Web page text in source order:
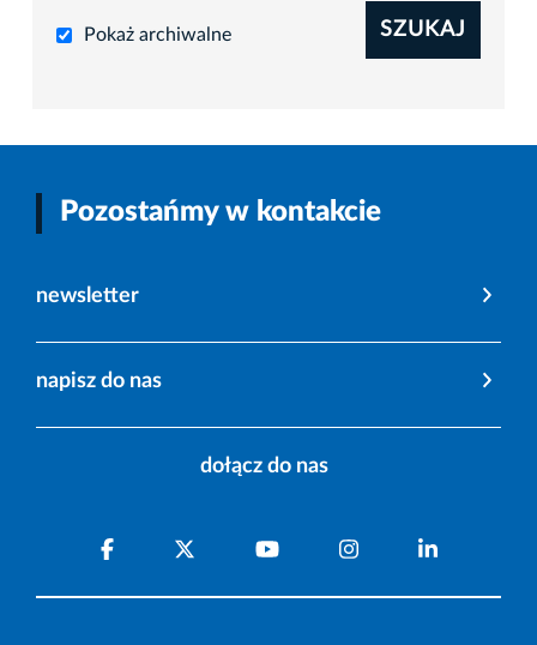
Pokaż archiwalne SZUKAJ
Pozostańmy w kontakcie
newsletter
napisz do nas
dołącz do nas